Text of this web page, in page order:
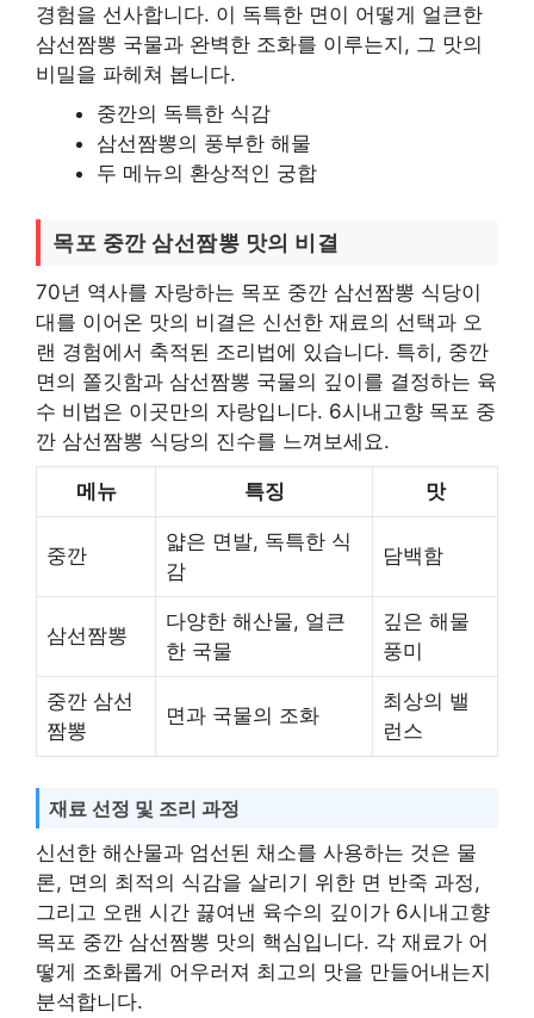
경험을 선사합니다. 이 독특한 면이 어떻게 얼큰한
삼선짬뽕 국물과 완벽한 조화를 이루는지, 그 맛의
비밀을 파헤쳐 봅니다.
중깐의 독특한 식감
삼선짬뽕의 풍부한 해물
두 메뉴의 환상적인 궁합
목포 중깐 삼선짬뽕 맛의 비결
70년 역사를 자랑하는 목포 중깐 삼선짬뽕 식당이
대를 이어온 맛의 비결은 신선한 재료의 선택과 오
랜 경험에서 축적된 조리법에 있습니다. 특히, 중깐
면의 쫄깃함과 삼선짬뽕 국물의 깊이를 결정하는 육
수 비법은 이곳만의 자랑입니다. 6시내고향 목포 중
깐 삼선짬뽕 식당의 진수를 느껴보세요.
메뉴 특징 맛
중깐
얇은 면발, 독특한 식
감
담백함
삼선짬뽕
다양한 해산물, 얼큰
한 국물
깊은 해물
풍미
중깐 삼선
짬뽕
면과 국물의 조화
최상의 밸
런스
재료 선정 및 조리 과정
신선한 해산물과 엄선된 채소를 사용하는 것은 물
론, 면의 최적의 식감을 살리기 위한 면 반죽 과정,
그리고 오랜 시간 끓여낸 육수의 깊이가 6시내고향
목포 중깐 삼선짬뽕 맛의 핵심입니다. 각 재료가 어
떻게 조화롭게 어우러져 최고의 맛을 만들어내는지
분석합니다.